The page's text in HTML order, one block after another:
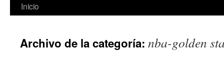
Saltar
contenido
Inicio
Archivo de la categoría: nba-golden